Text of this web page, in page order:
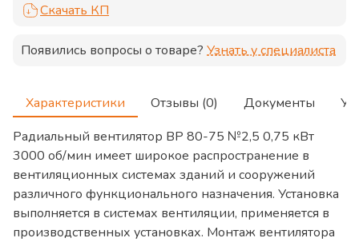
Скачать КП
Появились вопросы о товаре? Узнать у специалиста
Характеристики Отзывы (0) Документы
Радиальный вентилятор ВР 80-75 №2,5 0,75 кВт
3000 об/мин имеет широкое распространение в
вентиляционных системах зданий и сооружений
различного функционального назначения. Установка
выполняется в системах вентиляции, применяется в
производственных установках. Монтаж вентилятора